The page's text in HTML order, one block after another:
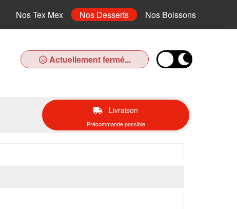
Nos Tex Mex Nos Desserts Nos Boissons
Actuellement fermé...
Livraison
Précommande possible